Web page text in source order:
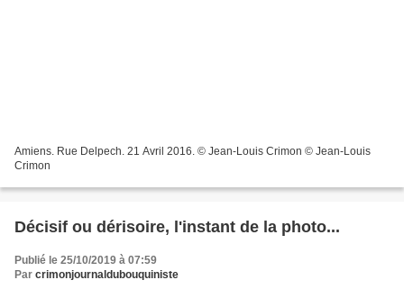
Amiens. Rue Delpech. 21 Avril 2016. © Jean-Louis Crimon © Jean-Louis
Crimon
Décisif ou dérisoire, l'instant de la photo...
Publié le 25/10/2019 à 07:59
Par crimonjournaldubouquiniste